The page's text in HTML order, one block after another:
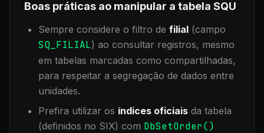
Boas práticas ao manipular a tabela SQU
Sempre considere o filtro de filial (campo
SQ_FILIAL) ao consultar registros, mesmo
em tabelas marcadas como compartilhadas,
para respeitar a segregação de dados entre
unidades.
Prefira utilizar os índices oficiais da tabela
(definidos no SIX) com DbSetOrder()